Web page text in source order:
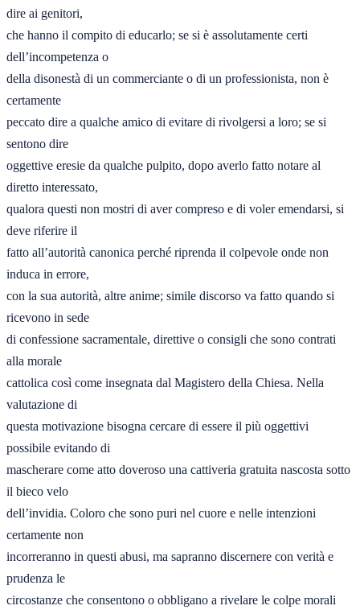
dire ai genitori,
che hanno il compito di educarlo; se si è assolutamente certi
dell’incompetenza o
della disonestà di un commerciante o di un professionista, non è
certamente
peccato dire a qualche amico di evitare di rivolgersi a loro; se si
sentono dire
oggettive eresie da qualche pulpito, dopo averlo fatto notare al
diretto interessato,
qualora questi non mostri di aver compreso e di voler emendarsi, si
deve riferire il
fatto all’autorità canonica perché riprenda il colpevole onde non
induca in errore,
con la sua autorità, altre anime; simile discorso va fatto quando si
ricevono in sede
di confessione sacramentale, direttive o consigli che sono contrati
alla morale
cattolica così come insegnata dal Magistero della Chiesa. Nella
valutazione di
questa motivazione bisogna cercare di essere il più oggettivi
possibile evitando di
mascherare come atto doveroso una cattiveria gratuita nascosta sotto
il bieco velo
dell’invidia. Coloro che sono puri nel cuore e nelle intenzioni
certamente non
incorreranno in questi abusi, ma sapranno discernere con verità e
prudenza le
circostanze che consentono o obbligano a rivelare le colpe morali